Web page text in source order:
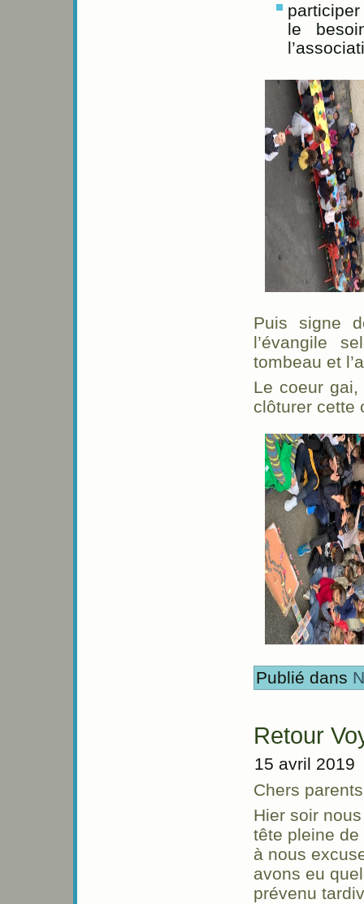
le
Puis signe
l’évangile
tombeau et
Le coeur
clôturer cette
Publié dans
Retour
15 avril 2019
Chers
Hier soir
tête pleine
à nous
avons eu
prévenu